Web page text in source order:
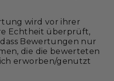
wird vor ihrer
Echtheit überprüft,
Bewertungen nur
die die bewerteten
erworben/genutzt